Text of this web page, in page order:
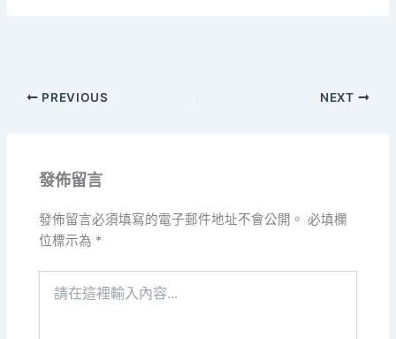
PREVIOUS NEXT
發佈留言
發佈留言必須填寫的電子郵件地址不會公開。 必填欄
位標示為 *